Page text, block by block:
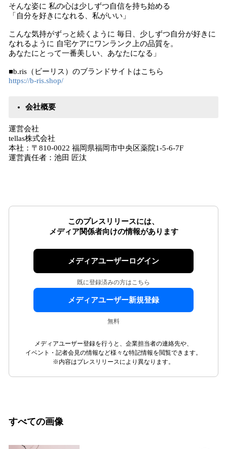
そんな姿に 私の心は少しずつ自信を持ち始める
「自分を好きになれる、私がいい」
こんな気持がずっと続くように 毎日、少しずつ自分が好きに
なれるように 自宅ケアにワンランク上の品質を。
あなたにとって一番美しい、あなたになる」
■b.ris（ビーリス）のブランドサイトはこちら
https://b-ris.shop/
会社概要
運営会社
tellas株式会社
本社：〒810-0022 福岡県福岡市中央区薬院1-5-6-7F
運営責任者：池田 匠汰
このプレスリリースには、
メディア関係者向けの情報があります
メディアユーザーログイン
既に登録済みの方はこちら
メディアユーザー新規登録
無料
メディアユーザー登録を行うと、企業担当者の連絡先や、
イベント・記者会見の情報など様々な特記情報を閲覧できます。
※内容はプレスリリースにより異なります。
すべての画像